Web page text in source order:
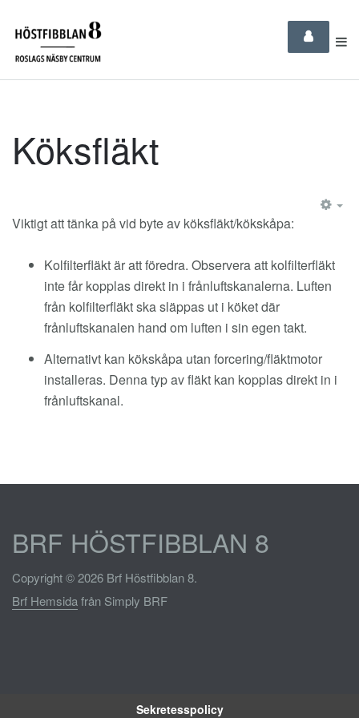
Köksfläkt
Viktigt att tänka på vid byte av köksfläkt/kökskåpa:
Kolfilterfläkt är att föredra. Observera att kolfilterfläkt
inte får kopplas direkt in i frånluftskanalerna. Luften
från kolfilterfläkt ska släppas ut i köket där
frånluftskanalen hand om luften i sin egen takt.
Alternativt kan kökskåpa utan forcering/fläktmotor
installeras. Denna typ av fläkt kan kopplas direkt in i
frånluftskanal.
BRF HÖSTFIBBLAN 8
Copyright © 2026 Brf Höstfibblan 8.
Brf Hemsidafrån Simply BRF
Sekretesspolicy